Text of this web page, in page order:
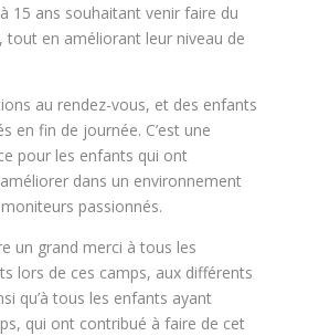
15 ans souhaitant venir faire du
tout en améliorant leur niveau de
au rendez-vous, et des enfants
en fin de journée. C’est une
pour les enfants qui ont
dans un environnement
passionnés.
un grand merci à tous les
lors de ces camps, aux différents
qu’à tous les enfants ayant
qui ont contribué à faire de cet